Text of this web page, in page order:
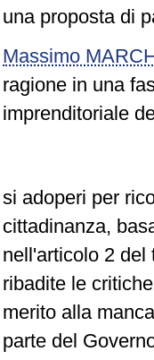
una proposta di
Massimo
ragione in una
imprenditoriale
si adoperi per
cittadinanza,
nell'articolo 2 del
ribadite le
merito alla
parte del